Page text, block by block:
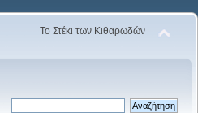
Το Στέκι των Κιθαρωδών